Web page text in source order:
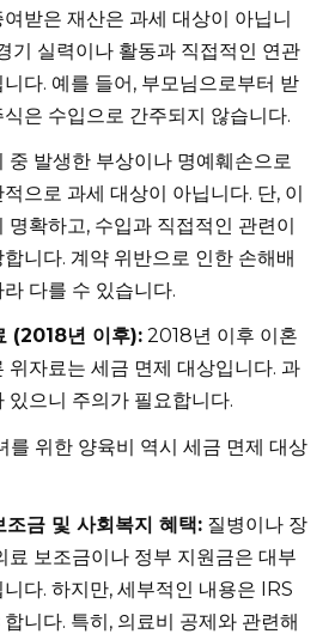
받은 재산은 과세 대상이 아닙니
기 실력이나 활동과 직접적인 연관
다. 예를 들어, 부모님으로부터 받
은 수입으로 간주되지 않습니다.
중 발생한 부상이나 명예훼손으로
으로 과세 대상이 아닙니다. 단, 이
명확하고, 수입과 직접적인 관련이
니다. 계약 위반으로 인한 손해배
다를 수 있습니다.
(2018년 이후): 2018년 이후 이혼
위자료는 세금 면제 대상입니다. 과
있으니 주의가 필요합니다.
를 위한 양육비 역시 세금 면제 대상
조금 및 사회복지 혜택: 질병이나 장
료 보조금이나 정부 지원금은 대부
다. 하지만, 세부적인 내용은 IRS
니다. 특히, 의료비 공제와 관련해